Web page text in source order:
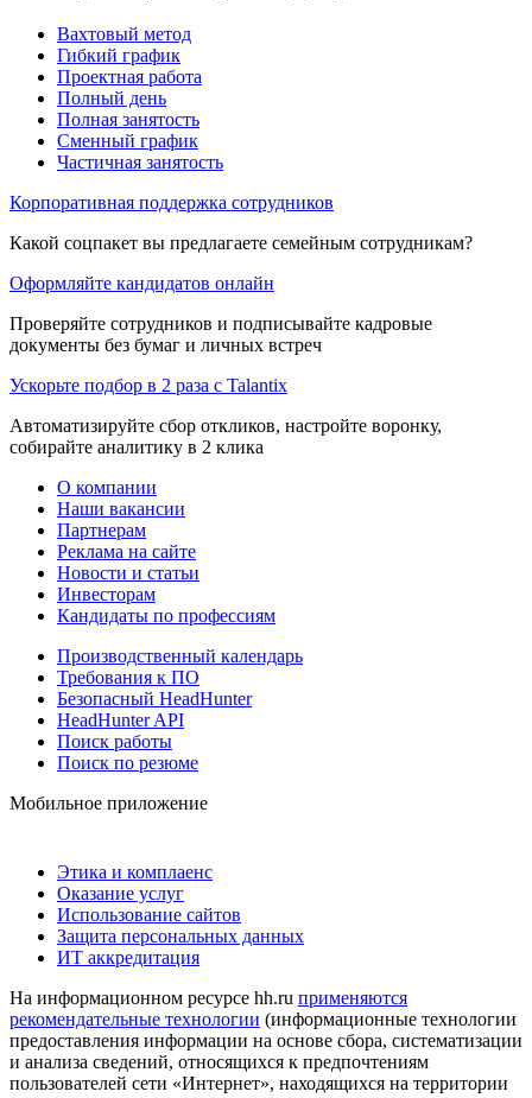
Вахтовый метод
Гибкий график
Проектная работа
Полный день
Полная занятость
Сменный график
Частичная занятость
Корпоративная поддержка сотрудников
Какой соцпакет вы предлагаете семейным сотрудникам?
Оформляйте кандидатов онлайн
Проверяйте сотрудников и подписывайте кадровые
документы без бумаг и личных встреч
Ускорьте подбор в 2 раза с Talantix
Автоматизируйте сбор откликов, настройте воронку,
собирайте аналитику в 2 клика
О компании
Наши вакансии
Партнерам
Реклама на сайте
Новости и статьи
Инвесторам
Кандидаты по профессиям
Производственный календарь
Требования к ПО
Безопасный HeadHunter
HeadHunter API
Поиск работы
Поиск по резюме
Мобильное приложение
Этика и комплаенс
Оказание услуг
Использование сайтов
Защита персональных данных
ИТ аккредитация
На информационном ресурсе hh.ru применяются
рекомендательные технологии (информационные технологии
предоставления информации на основе сбора, систематизации
и анализа сведений, относящихся к предпочтениям
пользователей сети «Интернет», находящихся на территории